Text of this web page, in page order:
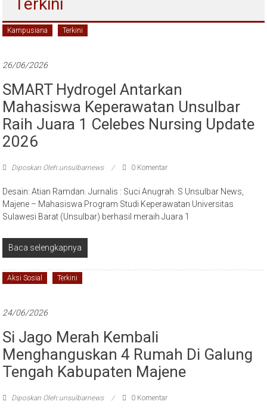
Terkini
Kampusiana Terkini
26/06/2026
SMART Hydrogel Antarkan
Mahasiswa Keperawatan Unsulbar
Raih Juara 1 Celebes Nursing Update
2026
Diposkan Oleh:unsulbarnews 0 Komentar
Desain: Atian Ramdan. Jurnalis : Suci Anugrah. S Unsulbar News,
Majene – Mahasiswa Program Studi Keperawatan Universitas
Sulawesi Barat (Unsulbar) berhasil meraih Juara 1
Baca selengkapnya
Aksi Sosial Terkini
24/06/2026
Si Jago Merah Kembali
Menghanguskan 4 Rumah Di Galung
Tengah Kabupaten Majene
Diposkan Oleh:unsulbarnews 0 Komentar